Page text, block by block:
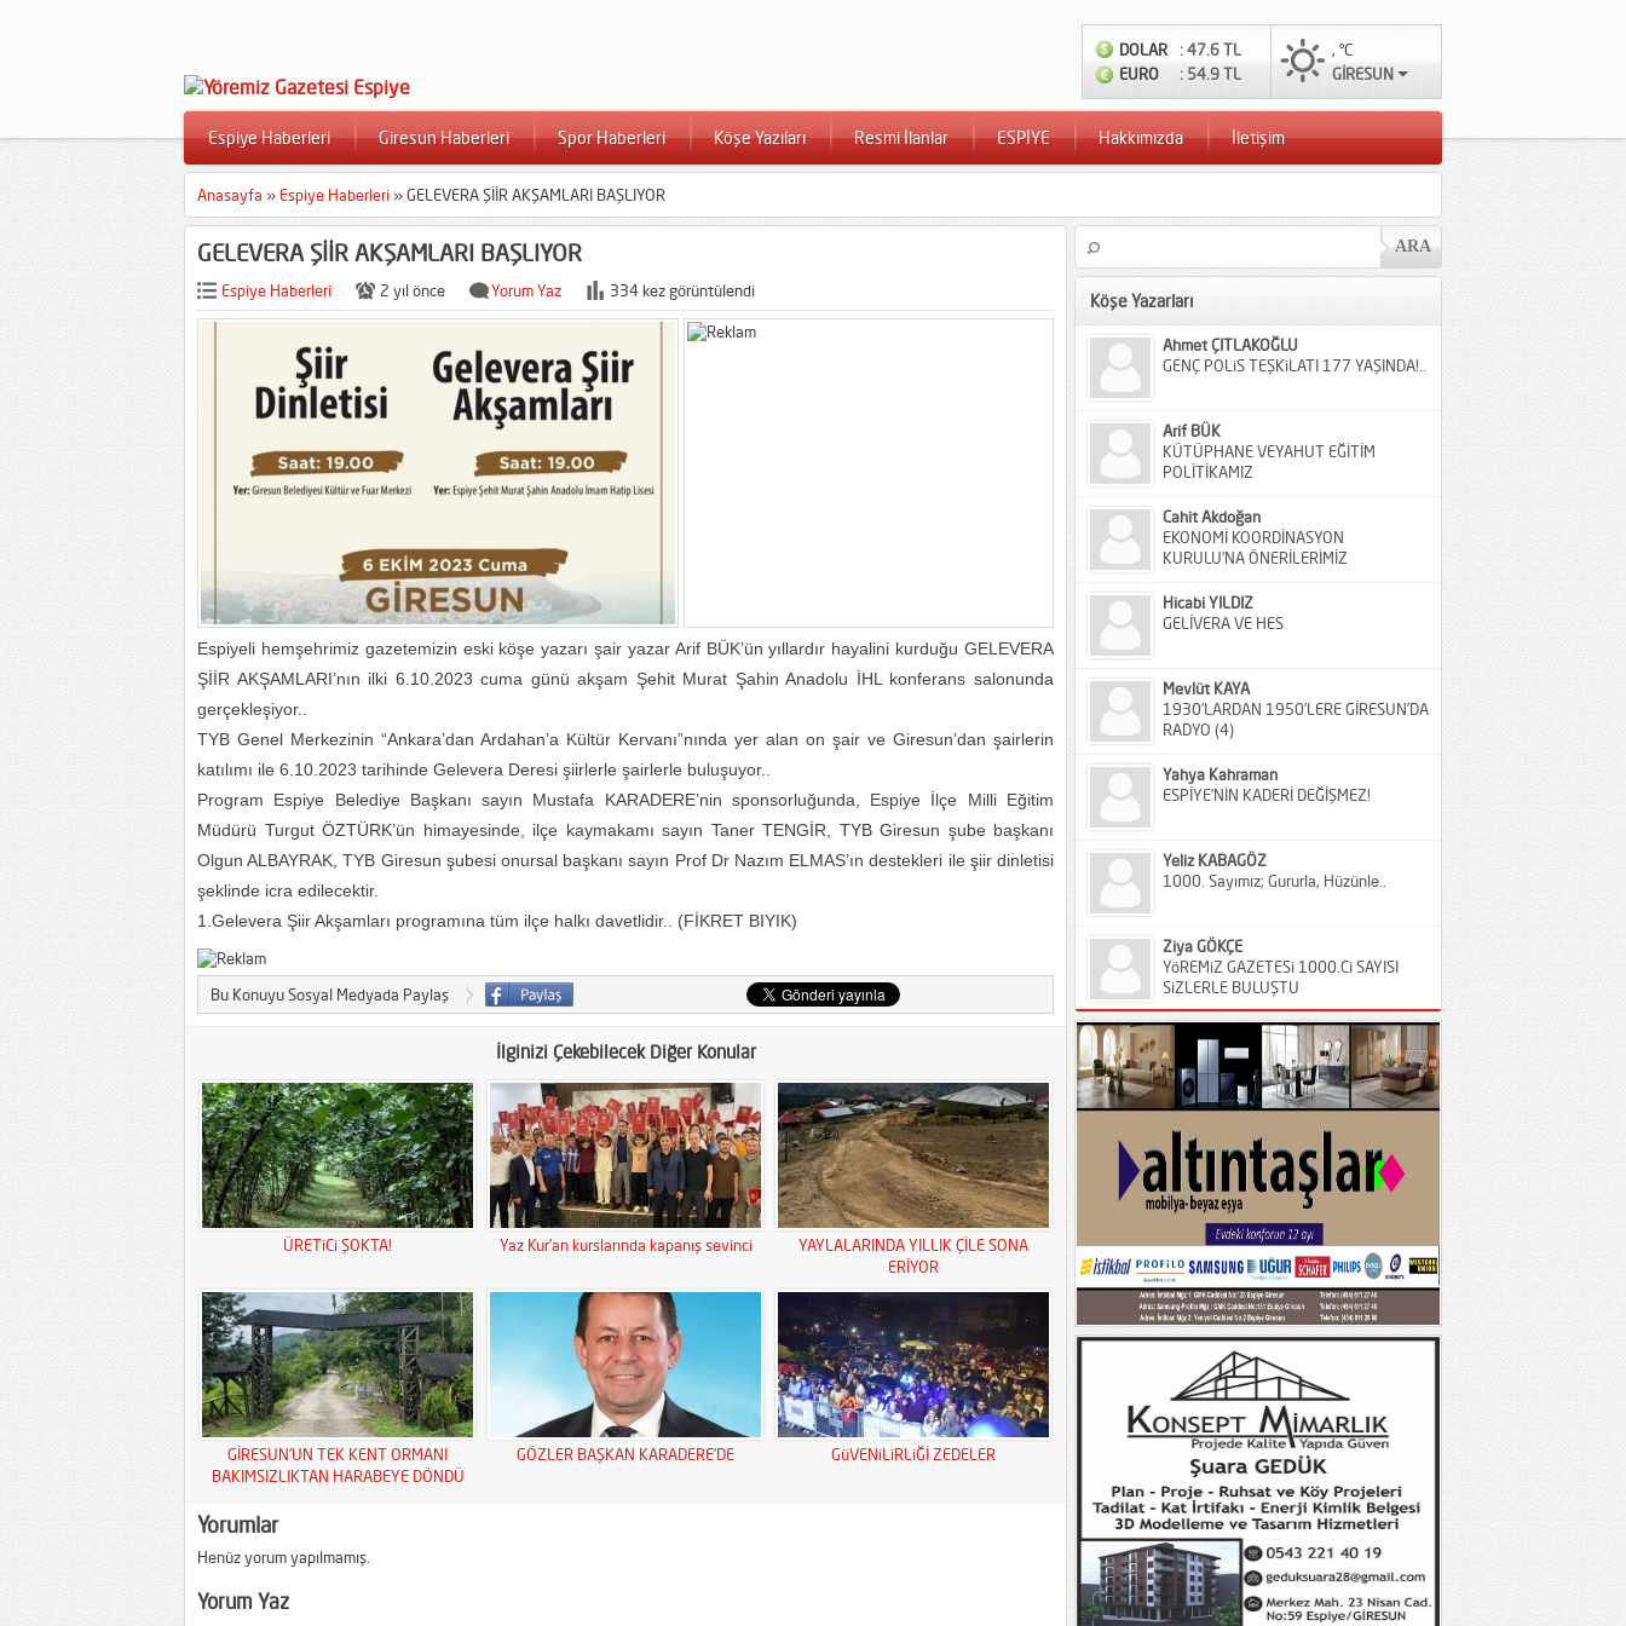
DOLAR
: 47.6 TL
EURO
: 54.9 TL
, °C
GİRESUN
Espiye Haberleri Giresun Haberleri Spor Haberleri Köşe Yazıları Resmi İlanlar ESPİYE Hakkımızda İletişim
Anasayfa » Espiye Haberleri »GELEVERA ŞİİR AKŞAMLARI BAŞLIYOR
GELEVERA ŞİİR AKŞAMLARI BAŞLIYOR
Espiye Haberleri 2 yıl önce Yorum Yaz 334 kez görüntülendi
Espiyeli hemşehrimiz gazetemizin eski köşe yazarı şair yazar Arif BÜK’ün yıllardır hayalini kurduğu GELEVERA
ŞİİR AKŞAMLARI’nın ilki 6.10.2023 cuma günü akşam Şehit Murat Şahin Anadolu İHL konferans salonunda
gerçekleşiyor..
TYB Genel Merkezinin “Ankara’dan Ardahan’a Kültür Kervanı”nında yer alan on şair ve Giresun’dan şairlerin
katılımı ile 6.10.2023 tarihinde Gelevera Deresi şiirlerle şairlerle buluşuyor..
Program Espiye Belediye Başkanı sayın Mustafa KARADERE’nin sponsorluğunda, Espiye İlçe Milli Eğitim
Müdürü Turgut ÖZTÜRK’ün himayesinde, ilçe kaymakamı sayın Taner TENGİR, TYB Giresun şube başkanı
Olgun ALBAYRAK, TYB Giresun şubesi onursal başkanı sayın Prof Dr Nazım ELMAS’ın destekleri ile şiir dinletisi
şeklinde icra edilecektir.
1.Gelevera Şiir Akşamları programına tüm ilçe halkı davetlidir.. (FİKRET BIYIK)
Bu Konuyu Sosyal Medyada Paylaş
İlginizi Çekebilecek Diğer Konular
ÜRETiCi ŞOKTA! Yaz Kur’an kurslarında kapanış sevinci
YAYLALARINDA YILLIK ÇİLE SONA
ERİYOR
GİRESUN’UN TEK KENT ORMANI
BAKIMSIZLIKTAN HARABEYE DÖNDÜ
GÖZLER BAŞKAN KARADERE’DE GüVENiLiRLiĞİ ZEDELER
Yorumlar
Henüz yorum yapılmamış.
Yorum Yaz
Köşe Yazarları
Ahmet ÇITLAKOĞLU
GENÇ POLiS TEŞKiLATI 177 YAŞINDA!..
Arif BÜK
KÜTÜPHANE VEYAHUT EĞİTİM
POLİTİKAMIZ
Cahit Akdoğan
EKONOMİ KOORDİNASYON
KURULU’NA ÖNERİLERİMİZ
Hicabi YILDIZ
GELİVERA VE HES
Mevlüt KAYA
1930’LARDAN 1950’LERE GİRESUN’DA
RADYO (4)
Yahya Kahraman
ESPİYE’NİN KADERİ DEĞİŞMEZ!
Yeliz KABAGÖZ
1000. Sayımız; Gururla, Hüzünle..
Ziya GÖKÇE
YöREMiZ GAZETESi 1000.Ci SAYISI
SiZLERLE BULUŞTU